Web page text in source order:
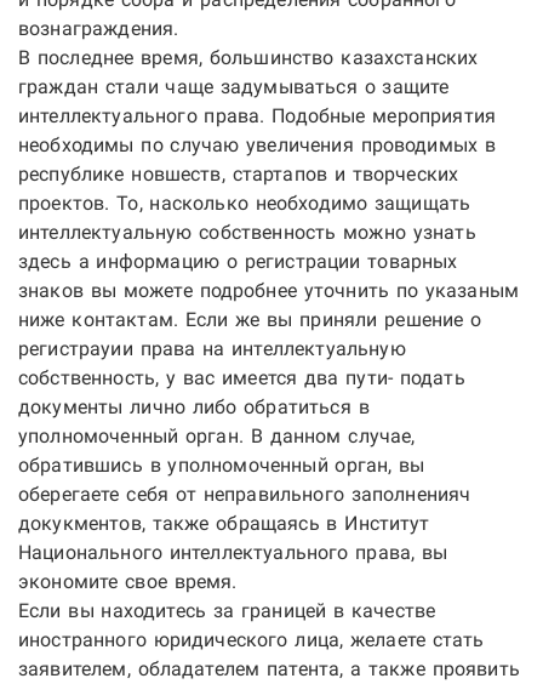
вознаграждения.
В последнее время, большинство казахстанских
граждан стали чаще задумываться о защите
интеллектуального права. Подобные мероприятия
необходимы по случаю увеличения проводимых в
республике новшеств, стартапов и творческих
проектов. То, насколько необходимо защищать
интеллектуальную собственность можно узнать
здесь а информацию о регистрации товарных
знаков вы можете подробнее уточнить по указаным
ниже контактам. Если же вы приняли решение о
регистрауии права на интеллектуальную
собственность, у вас имеется два пути- подать
документы лично либо обратиться в
уполномоченный орган. В данном случае,
обратившись в уполномоченный орган, вы
оберегаете себя от неправильного заполненияч
докукментов, также обращаясь в Институт
Национального интеллектуального права, вы
экономите свое время.
Если вы находитесь за границей в качестве
иностранного юридического лица, желаете стать
заявителем, обладателем патента, а также проявить